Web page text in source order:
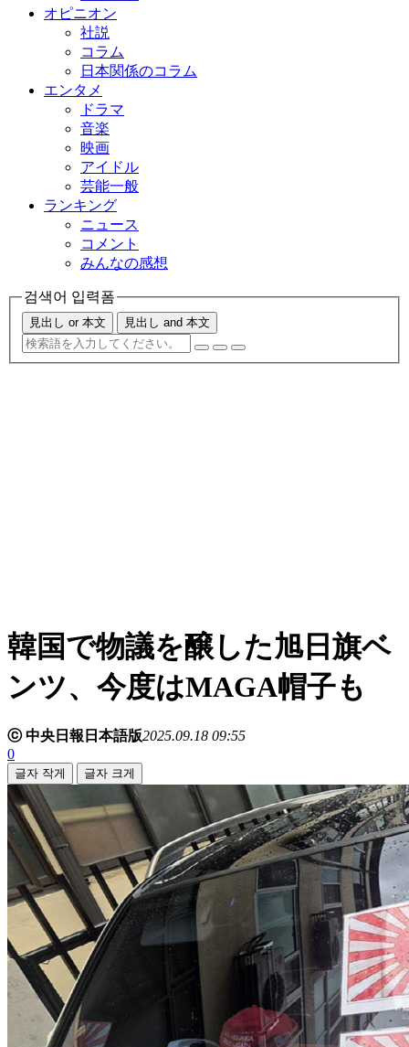
オピニオン
社説
コラム
日本関係のコラム
エンタメ
ドラマ
音楽
映画
アイドル
芸能一般
ランキング
ニュース
コメント
みんなの感想
검색어 입력폼
見出し or 本文 見出し and 本文
韓国で物議を醸した旭日旗ベ
ンツ、今度はMAGA帽子も
ⓒ 中央日報日本語版2025.09.18 09:55
0
글자 작게 글자 크게